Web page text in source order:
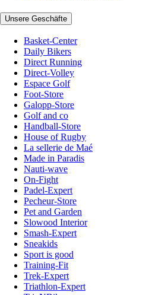
Unsere Geschäfte
Basket-Center
Daily Bikers
Direct Running
Direct-Volley
Espace Golf
Foot-Store
Galopp-Store
Golf and co
Handball-Store
House of Rugby
La sellerie de Maé
Made in Paradis
Nauti-wave
On-Fight
Padel-Expert
Pecheur-Store
Pet and Garden
Slowood Interior
Smash-Expert
Sneakids
Sport is good
Training-Fit
Trek-Expert
Triathlon-Expert